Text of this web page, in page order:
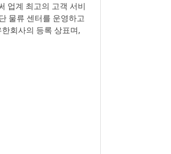
업계 최고의 고객 서비
물류 센터를 운영하고
회사의 등록 상표며,